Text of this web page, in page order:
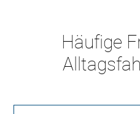
Häufige